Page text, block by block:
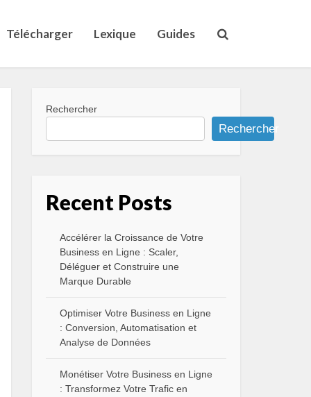
Télécharger Lexique Guides
Rechercher
Rechercher
Recent Posts
Accélérer la Croissance de Votre
Business en Ligne : Scaler,
Déléguer et Construire une
Marque Durable
Optimiser Votre Business en Ligne
: Conversion, Automatisation et
Analyse de Données
Monétiser Votre Business en Ligne
: Transformez Votre Trafic en